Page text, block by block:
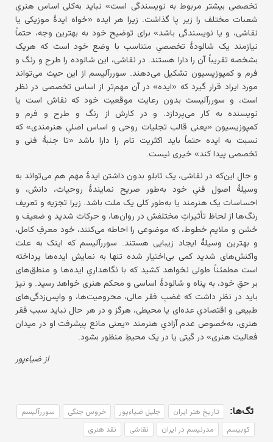
تخصصی بیشتر مربوط به نویسندگی است» نباید به‌کلی اساس هنریِ
شعبات مختلف را زیر پا گذاشت. زیرا هر ایده «خواه ایدهٔ موزیکی یا
نقاشی، و یا نویسندگی باشد» برای توضیح خود به بهترین وجه، حتماً
نیازمند یک شالودهٔ تخصصیِ متناسب با وضع خود است که هریک
بشخصه تقریباً آن را دارا هستند. در نقاشی، این شالوده را طرح و رنگ و
فرم و کمپوزیسیون تشکیل می‌دهند. سوررآلیسم از این حیث می‌تواند
مورد ایراد قرار گیرد که «ایده» در آن مهم‌تر از اساس تخصصی در نظر
است، و سوررآلیست بدون رعایت موقعیت خود که نقاش است یا
نویسنده به کار می‌پردازد. و در کارش از رنگ و طرح و فرم و
کمپوزیسیون «یعنی قالب تجلیات روحی و اساس اصلیِ هنرمندی» که
نسبت به ایده حتماً باید اکثریت تام را دارا باشد «تا جنبهٔ فنی و
تخصصی پیدا کند» خیری نیست.
و حال این‌که در نقاشی، یک تابلو بدون داشتن ایدهٔ مهم هم می‌تواند به
وسیلهٔ اصول فنیِ خود به‌طور صریح نمایندهٔ روحیات، دانش، و
احساسات یک هنرمند یا به‌طور کلی یک ملت باشد. زیرا تجزیه و تعریف
رنگ‌ها از لحاظ تأثیراتِ مختلفش در روان‌ها، و حرکات شدید و ضعیف و
خشن و ملایمِ خطوط، که موضوعی را احاطه می‌کنند، خود معرفِ کامل،
و بهترین وسیلهٔ ایجاد زیبایی هستند. سوررآلیسم که اینک به علت
واکنش‌های شدید کمی بی‌اختیار شده تنها به نمایش ایده‌ها پرداخته
است مطمئناً طولی نخواهد کشید که با نگاهداریِ ایده‌ها و منطق‌های
بر حقِ خود، به پناه و شالودهٔ اساسی و محکم هنری خواهد رسید. و نیز
باید در نظر داشت که غضبِ فقر مالی، محرومیت‌ها، و واپس‌زدگی‌های
طبیعی و اقتصادیِ عده‌ای یا محیطی، هرگز و در هر حال نباید سبب فقر
هنری، به‌خصوص عدم آزادیِ هنرمند «یعنی مانع پیشرفت او در میدان
فعالیت هنری» در گیتی یا در یک محیطِ منظور بشود.
از ضیاءپور
تگ‌ها: تاریخ هنر ایران جلیل ضیاءپور خروس جنگی سوررآلیسم
کوبیسم مدرنیسم در ایران نقاشی نقد هنری